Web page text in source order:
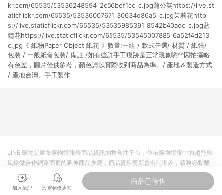
Pinkoi 購物商品資訊頁及購物車標示為準。 10. 點數紅包使用規
則請以點數紅包活動說明為準。 11. 若於 LINE 購物前往 Pinkoi
頁面後才首次下載 Pinkoi APP 並完成訂單，不符合導購資格；承
上，首次下載 Pinkoi APP 後，需透過 LINE 購物前往 Pinkoi 頁
面，方享導購資格。
kr.com/65535/53536248594_2c56bef1cc_c.jpg蒲公英https://live.st
aticflickr.com/65535/53536007671_30634d86a5_c.jpg茉莉花http
s://live.staticflickr.com/65535/53535985391_8542b40aec_c.jpg藍
鐘花https://live.staticflickr.com/65535/53545007885_6a52f4d213_
c.jpg《 紙物Paper Object 紙花 》數量:一組 / 款式任選/ 材質 / 紙張/
包裝 / 一般紙盒包裝/ 備註 /如有些許手工痕跡是正常現象喲^^因拍攝略
有色差，圖片僅供參考，顏色請以實際收到商品為準。/ 產地＆製造方式
/ 產地台灣、手工製作
加入筆記 設定到價通知
商品已停售
LINE 購物是匯集購物情報與商品資訊的整合性平台，並依購物情報中的趨勢與
風格做合作網路商家的延伸商品推薦，商品資料更新會有時間差，請務必點擊
商品至各合作網路商家，確認現售價與購物條件，一切資訊以合作廠商網頁為
準。